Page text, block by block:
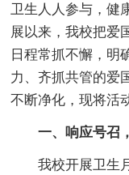
卫生人人参与，健
展以来，我校把爱
日程常抓不懈，明
力、齐抓共管的爱
不断净化，现将活
一、响应号召，
我校开展卫生月